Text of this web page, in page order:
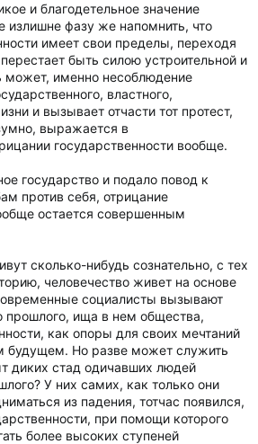
и благодетельное значение
излишне фазу же напомнить, что
имеет свои пределы, переходя
быть силою устроительной и
может, именно несоблюдение
властного,
и вызывает отчасти тот протест,
выражается в
государственности вообще.
государство и подало повод к
против себя, отрицание
остается совершенным
сколько-нибудь сознательно, с тех
человечество живет на основе
социалисты вызывают
прошлого, ища в нем общества,
как опоры для своих мечтаний
будущем. Но разве может служить
диких стад одичавших людей
У них самих, как только они
из падения, тотчас появился,
при помощи которого
более высоких ступеней